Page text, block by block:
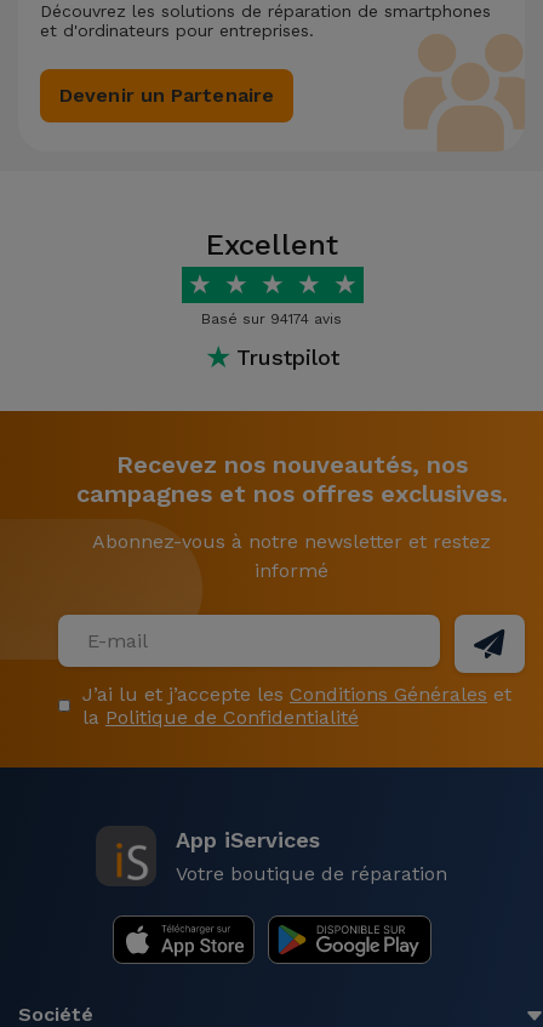
Découvrez les solutions de réparation de smartphones
et d'ordinateurs pour entreprises.
Devenir un Partenaire
Excellent
★ ★ ★ ★ ★
Basé sur 94174 avis
★ Trustpilot
Recevez nos nouveautés, nos
campagnes et nos offres exclusives.
Abonnez-vous à notre newsletter et restez
informé
J’ai lu et j’accepte les Conditions Générales et
la Politique de Confidentialité
App iServices
Votre boutique de réparation
Société